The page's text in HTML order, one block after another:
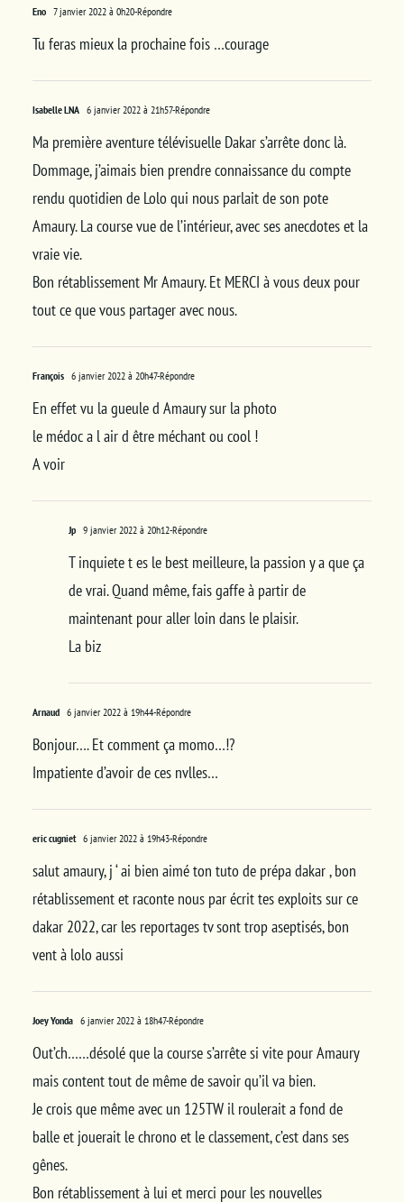
Eno 7 janvier 2022 à 0h20-Répondre
Tu feras mieux la prochaine fois …courage
Isabelle LNA 6 janvier 2022 à 21h57-Répondre
Ma première aventure télévisuelle Dakar s’arrête donc là.
Dommage, j’aimais bien prendre connaissance du compte
rendu quotidien de Lolo qui nous parlait de son pote
Amaury. La course vue de l’intérieur, avec ses anecdotes et la
vraie vie.
Bon rétablissement Mr Amaury. Et MERCI à vous deux pour
tout ce que vous partager avec nous.
François 6 janvier 2022 à 20h47-Répondre
En effet vu la gueule d Amaury sur la photo
le médoc a l air d être méchant ou cool !
A voir
Jp 9 janvier 2022 à 20h12-Répondre
T inquiete t es le best meilleure, la passion y a que ça
de vrai. Quand même, fais gaffe à partir de
maintenant pour aller loin dans le plaisir.
La biz
Arnaud 6 janvier 2022 à 19h44-Répondre
Bonjour…. Et comment ça momo…!?
Impatiente d’avoir de ces nvlles…
eric cugniet 6 janvier 2022 à 19h43-Répondre
salut amaury, j ‘ ai bien aimé ton tuto de prépa dakar , bon
rétablissement et raconte nous par écrit tes exploits sur ce
dakar 2022, car les reportages tv sont trop aseptisés, bon
vent à lolo aussi
Joey Yonda 6 janvier 2022 à 18h47-Répondre
Out’ch……désolé que la course s’arrête si vite pour Amaury
mais content tout de même de savoir qu’il va bien.
Je crois que même avec un 125TW il roulerait a fond de
balle et jouerait le chrono et le classement, c’est dans ses
gênes.
Bon rétablissement à lui et merci pour les nouvelles